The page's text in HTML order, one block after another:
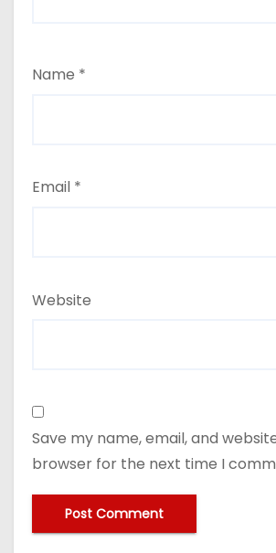
Name *
Email *
Website
Save my name, email, and
browser for the next time I